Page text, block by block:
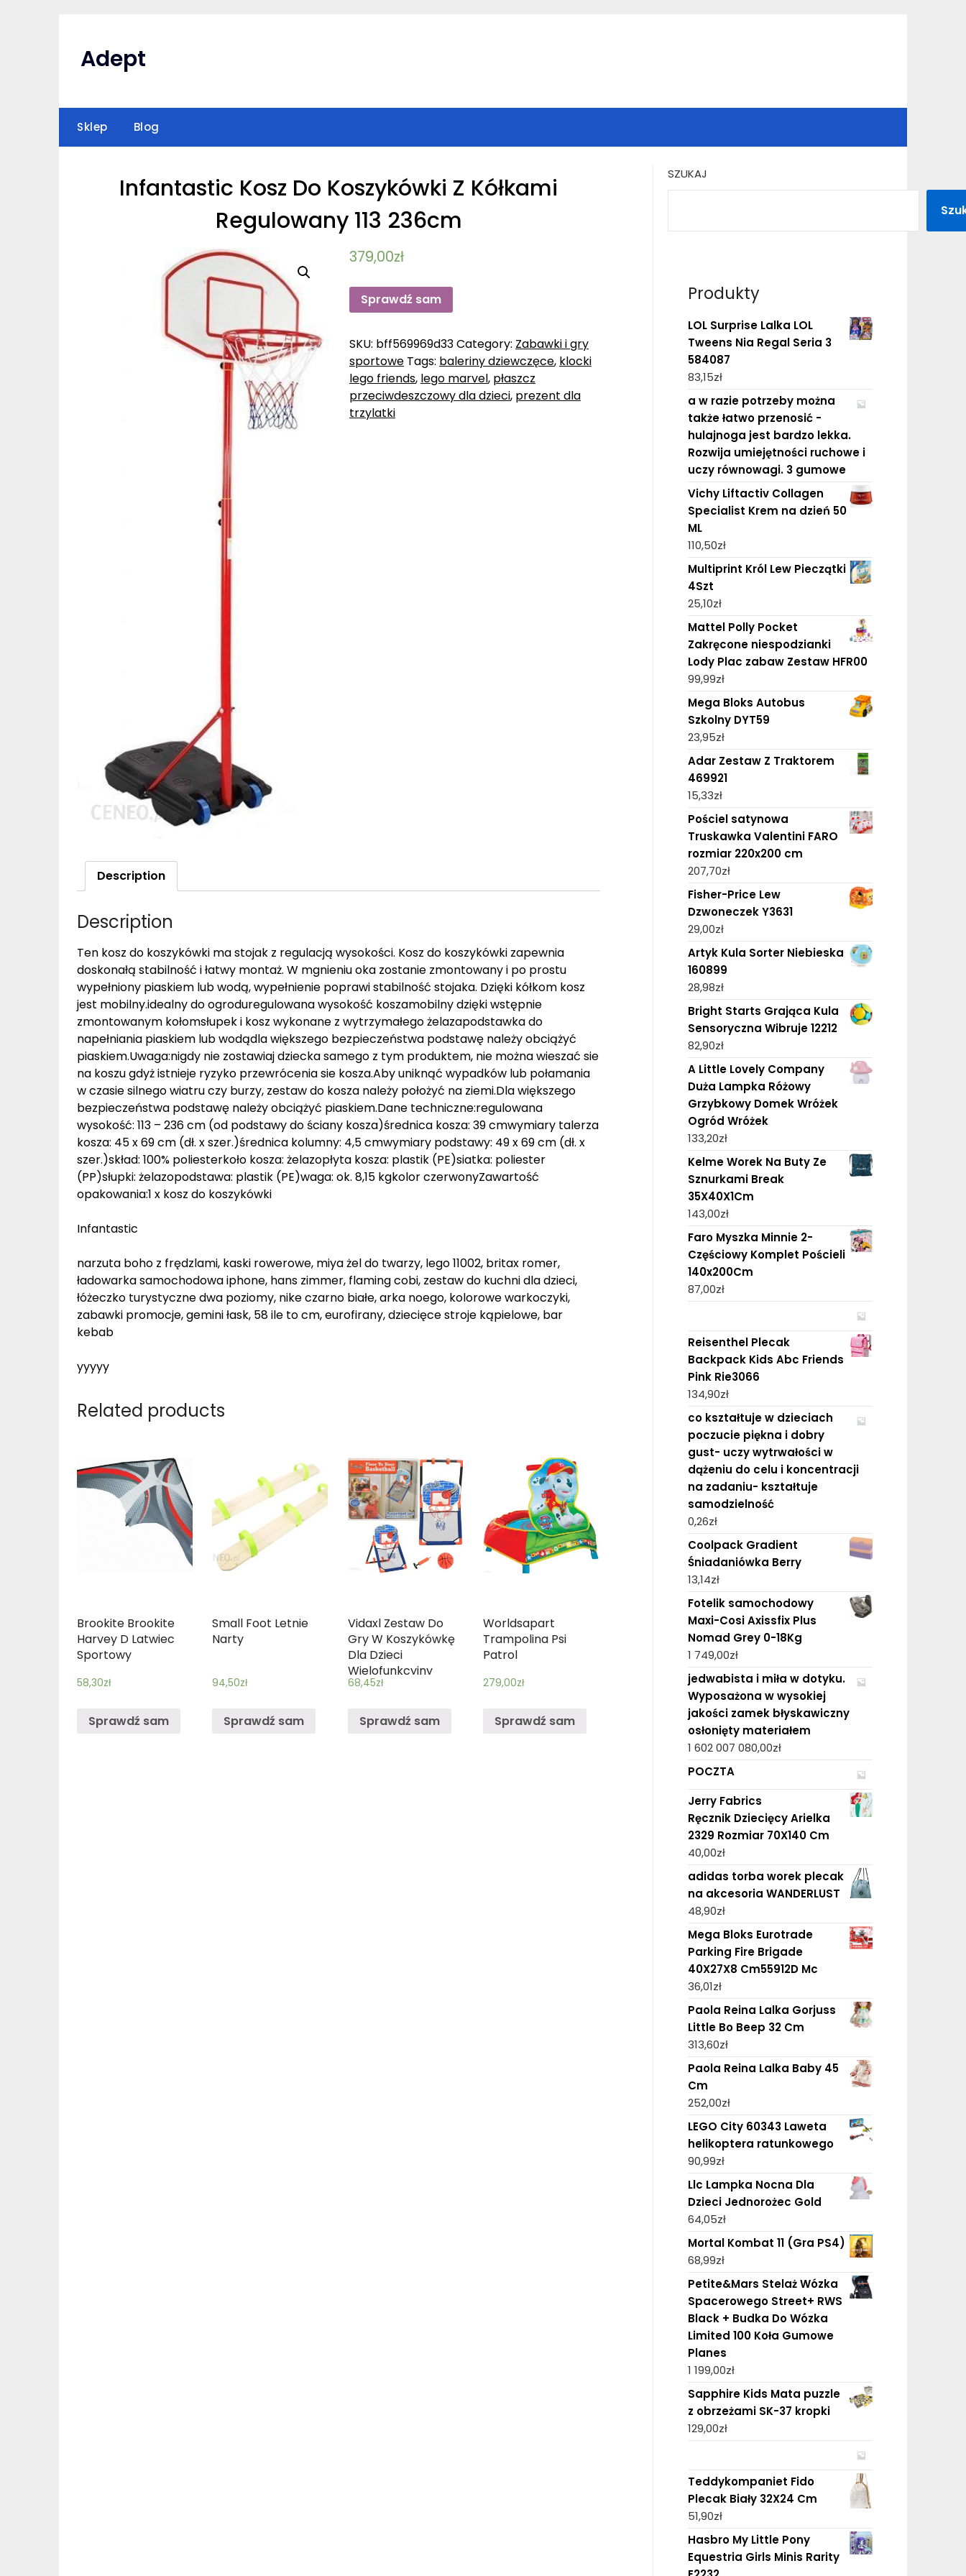
Adept
Sklep Blog
Infantastic Kosz Do Koszykówki Z Kółkami
Regulowany 113 236cm
379,00zł
Sprawdź sam
SKU: bff569969d33Category: Zabawki i gry
sportowe Tags: baleriny dziewczęce, klocki
lego friends, lego marvel, płaszcz
przeciwdeszczowy dla dzieci, prezent dla
trzylatki
Description
Description
Ten kosz do koszykówki ma stojak z regulacją wysokości. Kosz do koszykówki zapewnia
doskonałą stabilność i łatwy montaż. W mgnieniu oka zostanie zmontowany i po prostu
wypełniony piaskiem lub wodą, wypełnienie poprawi stabilność stojaka. Dzięki kółkom kosz
jest mobilny.idealny do ogroduregulowana wysokość koszamobilny dzięki wstępnie
zmontowanym kołomsłupek i kosz wykonane z wytrzymałego żelazapodstawka do
napełniania piaskiem lub wodądla większego bezpieczeństwa podstawę należy obciążyć
piaskiem.Uwaga:nigdy nie zostawiaj dziecka samego z tym produktem, nie można wieszać sie
na koszu gdyż istnieje ryzyko przewrócenia sie kosza.Aby uniknąć wypadków lub połamania
w czasie silnego wiatru czy burzy, zestaw do kosza należy położyć na ziemi.Dla większego
bezpieczeństwa podstawę należy obciążyć piaskiem.Dane techniczne:regulowana
wysokość: 113 – 236 cm (od podstawy do ściany kosza)średnica kosza: 39 cmwymiary talerza
kosza: 45 x 69 cm (dł. x szer.)średnica kolumny: 4,5 cmwymiary podstawy: 49 x 69 cm (dł. x
szer.)skład: 100% poliesterkoło kosza: żelazopłyta kosza: plastik (PE)siatka: poliester
(PP)słupki: żelazopodstawa: plastik (PE)waga: ok. 8,15 kgkolor czerwonyZawartość
opakowania:1 x kosz do koszykówki
Infantastic
narzuta boho z frędzlami, kaski rowerowe, miya żel do twarzy, lego 11002, britax romer,
ładowarka samochodowa iphone, hans zimmer, flaming cobi, zestaw do kuchni dla dzieci,
łóżeczko turystyczne dwa poziomy, nike czarno białe, arka noego, kolorowe warkoczyki,
zabawki promocje, gemini łask, 58 ile to cm, eurofirany, dziecięce stroje kąpielowe, bar
kebab
yyyyy
Related products
Brookite Brookite
Harvey D Latwiec
Sportowy
58,30zł
Sprawdź sam
Small Foot Letnie
Narty
94,50zł
Sprawdź sam
Vidaxl Zestaw Do
Gry W Koszykówkę
Dla Dzieci
Wielofunkcyjny
68,45zł
Sprawdź sam
Worldsapart
Trampolina Psi
Patrol
279,00zł
Sprawdź sam
SZUKAJ
Produkty
LOL Surprise Lalka LOL
Tweens Nia Regal Seria 3
584087
83,15zł
a w razie potrzeby można
także łatwo przenosić -
hulajnoga jest bardzo lekka.
Rozwija umiejętności ruchowe i
uczy równowagi. 3 gumowe
Vichy Liftactiv Collagen
Specialist Krem na dzień 50
ML
110,50zł
Multiprint Król Lew Pieczątki
4Szt
25,10zł
Mattel Polly Pocket
Zakręcone niespodzianki
Lody Plac zabaw Zestaw HFR00
99,99zł
Mega Bloks Autobus
Szkolny DYT59
23,95zł
Adar Zestaw Z Traktorem
469921
15,33zł
Pościel satynowa
Truskawka Valentini FARO
rozmiar 220x200 cm
207,70zł
Fisher-Price Lew
Dzwoneczek Y3631
29,00zł
Artyk Kula Sorter Niebieska
160899
28,98zł
Bright Starts Grająca Kula
Sensoryczna Wibruje 12212
82,90zł
A Little Lovely Company
Duża Lampka Różowy
Grzybkowy Domek Wróżek
Ogród Wróżek
133,20zł
Kelme Worek Na Buty Ze
Sznurkami Break
35X40X1Cm
143,00zł
Faro Myszka Minnie 2-
Częściowy Komplet Pościeli
140x200Cm
87,00zł
Reisenthel Plecak
Backpack Kids Abc Friends
Pink Rie3066
134,90zł
co kształtuje w dzieciach
poczucie piękna i dobry
gust- uczy wytrwałości w
dążeniu do celu i koncentracji
na zadaniu- kształtuje
samodzielność
0,26zł
Coolpack Gradient
Śniadaniówka Berry
13,14zł
Fotelik samochodowy
Maxi-Cosi Axissfix Plus
Nomad Grey 0-18Kg
1 749,00zł
jedwabista i miła w dotyku.
Wyposażona w wysokiej
jakości zamek błyskawiczny
osłonięty materiałem
1 602 007 080,00zł
POCZTA
Jerry Fabrics
Ręcznik Dziecięcy Arielka
2329 Rozmiar 70X140 Cm
40,00zł
adidas torba worek plecak
na akcesoria WANDERLUST
48,90zł
Mega Bloks Eurotrade
Parking Fire Brigade
40X27X8 Cm55912D Mc
36,01zł
Paola Reina Lalka Gorjuss
Little Bo Beep 32 Cm
313,60zł
Paola Reina Lalka Baby 45
Cm
252,00zł
LEGO City 60343 Laweta
helikoptera ratunkowego
90,99zł
Llc Lampka Nocna Dla
Dzieci Jednorożec Gold
64,05zł
Mortal Kombat 11 (Gra PS4)
68,99zł
Petite&Mars Stelaż Wózka
Spacerowego Street+ RWS
Black + Budka Do Wózka
Limited 100 Koła Gumowe
Planes
1 199,00zł
Sapphire Kids Mata puzzle
z obrzeżami SK-37 kropki
129,00zł
Teddykompaniet Fido
Plecak Biały 32X24 Cm
51,90zł
Hasbro My Little Pony
Equestria Girls Minis Rarity